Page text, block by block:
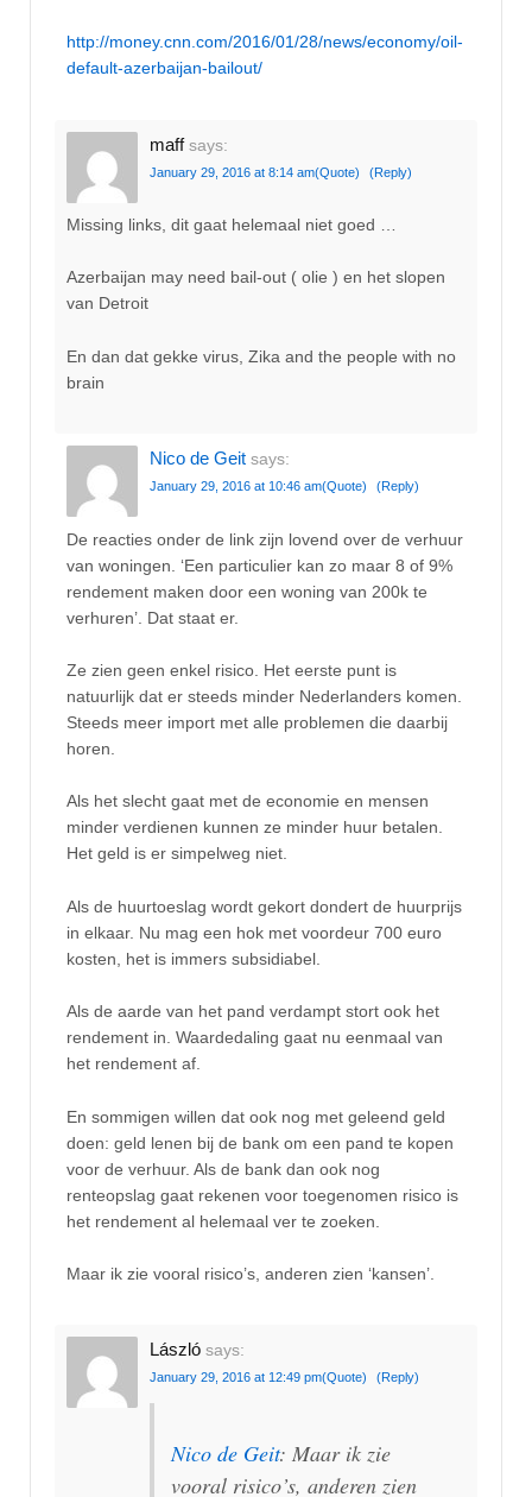
http://money.cnn.com/2016/01/28/news/economy/oil-
default-azerbaijan-bailout/
maff says:
January 29, 2016 at 8:14 am(Quote) (Reply)
Missing links, dit gaat helemaal niet goed …
Azerbaijan may need bail-out ( olie ) en het slopen
van Detroit
En dan dat gekke virus, Zika and the people with no
brain
Nico de Geit says:
January 29, 2016 at 10:46 am(Quote) (Reply)
De reacties onder de link zijn lovend over de verhuur
van woningen. ‘Een particulier kan zo maar 8 of 9%
rendement maken door een woning van 200k te
verhuren’. Dat staat er.
Ze zien geen enkel risico. Het eerste punt is
natuurlijk dat er steeds minder Nederlanders komen.
Steeds meer import met alle problemen die daarbij
horen.
Als het slecht gaat met de economie en mensen
minder verdienen kunnen ze minder huur betalen.
Het geld is er simpelweg niet.
Als de huurtoeslag wordt gekort dondert de huurprijs
in elkaar. Nu mag een hok met voordeur 700 euro
kosten, het is immers subsidiabel.
Als de aarde van het pand verdampt stort ook het
rendement in. Waardedaling gaat nu eenmaal van
het rendement af.
En sommigen willen dat ook nog met geleend geld
doen: geld lenen bij de bank om een pand te kopen
voor de verhuur. Als de bank dan ook nog
renteopslag gaat rekenen voor toegenomen risico is
het rendement al helemaal ver te zoeken.
Maar ik zie vooral risico’s, anderen zien ‘kansen’.
László says:
January 29, 2016 at 12:49 pm(Quote) (Reply)
Nico de Geit: Maar ik zie
vooral risico’s, anderen zien